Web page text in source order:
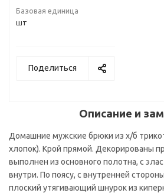
Базовая единица
шт
Поделиться
Описание и
Домашние мужские брюки из х/б
хлопок). Крой прямой. Декорированы
выполнен из основного полотна, с
внутри. По поясу, с внутренней
плоский утягивающий шнурок из